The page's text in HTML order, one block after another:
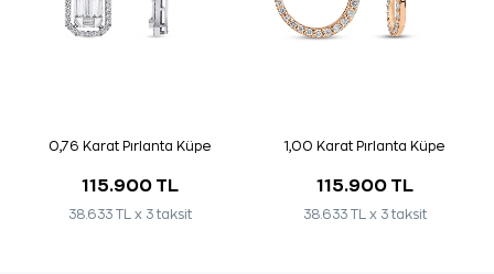
0,76 Karat Pırlanta Küpe
115.900 TL
38.633 TL x 3 taksit
1,00 Karat Pırlanta Küpe
115.900 TL
38.633 TL x 3 taksit